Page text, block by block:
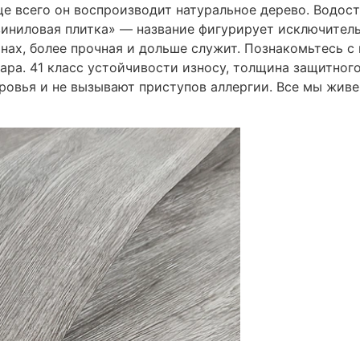
всего он воспроизводит натуральное дерево.
плитка» — название фигурирует
более прочная и дольше служит. Познакомьтесь
41 класс устойчивости износу, толщина
и не вызывают приступов аллергии. Все мы